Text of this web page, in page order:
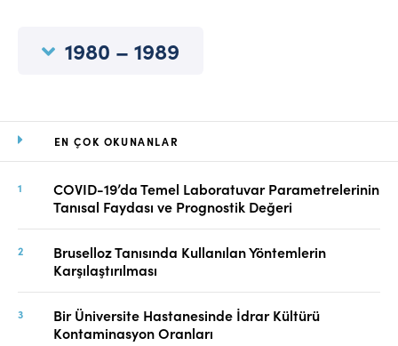
EN ÇOK OKUNANLAR
COVID-19’da Temel Laboratuvar Parametrelerinin
Tanısal Faydası ve Prognostik Değeri
Bruselloz Tanısında Kullanılan Yöntemlerin
Karşılaştırılması
Bir Üniversite Hastanesinde İdrar Kültürü
Kontaminasyon Oranları
1980 – 1989